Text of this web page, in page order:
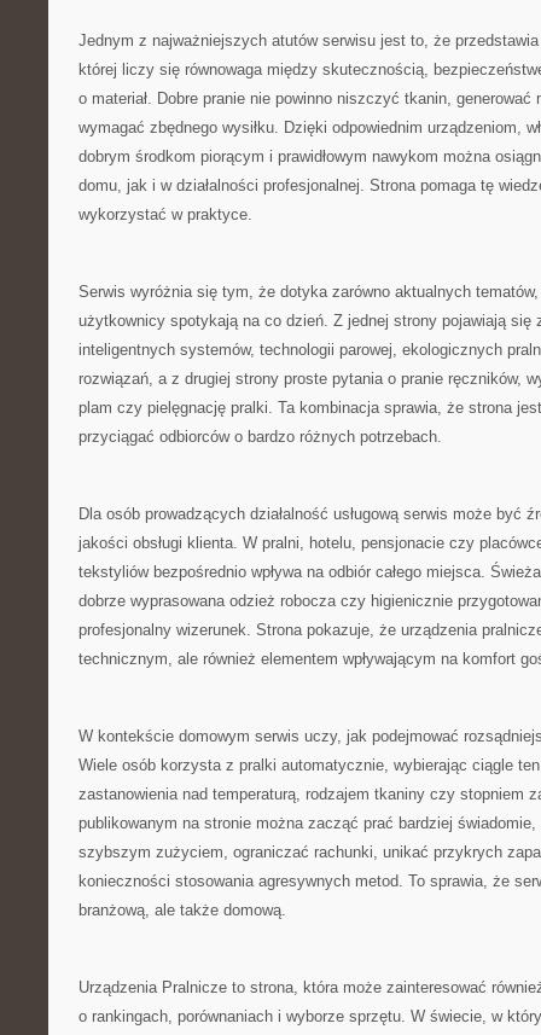
Jednym z najważniejszych atutów serwisu jest to, że
której liczy się równowaga między skutecznością,
o materiał. Dobre pranie nie powinno niszczyć tkanin, generować
wymagać zbędnego wysiłku. Dzięki odpowiednim urządzeniom,
dobrym środkom piorącym i prawidłowym nawykom można
domu, jak i w działalności profesjonalnej. Strona pomaga tę
wykorzystać w praktyce.
Serwis wyróżnia się tym, że dotyka zarówno aktualnych
użytkownicy spotykają na co dzień. Z jednej strony pojawiają się
inteligentnych systemów, technologii parowej, ekologicznych
rozwiązań, a z drugiej strony proste pytania o pranie ręczników,
plam czy pielęgnację pralki. Ta kombinacja sprawia, że strona
przyciągać odbiorców o bardzo różnych potrzebach.
Dla osób prowadzących działalność usługową serwis może być
jakości obsługi klienta. W pralni, hotelu, pensjonacie czy
tekstyliów bezpośrednio wpływa na odbiór całego miejsca.
dobrze wyprasowana odzież robocza czy higienicznie
profesjonalny wizerunek. Strona pokazuje, że urządzenia
technicznym, ale również elementem wpływającym na komfort
W kontekście domowym serwis uczy, jak podejmować
Wiele osób korzysta z pralki automatycznie, wybierając ciągle
zastanowienia nad temperaturą, rodzajem tkaniny czy stopniem
publikowanym na stronie można zacząć prać bardziej
szybszym zużyciem, ograniczać rachunki, unikać przykrych
konieczności stosowania agresywnych metod. To sprawia, że
branżową, ale także domową.
Urządzenia Pralnicze to strona, która może zainteresować
o rankingach, porównaniach i wyborze sprzętu. W świecie, w